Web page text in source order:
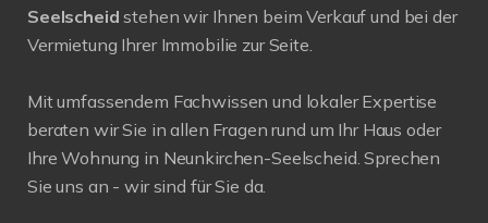
Seelscheidstehen wir Ihnen beim Verkauf und bei der
Vermietung Ihrer Immobilie zur Seite.
Mit umfassendem Fachwissen und lokaler Expertise
beraten wir Sie in allen Fragen rund um Ihr Haus oder
Ihre Wohnung in Neunkirchen-Seelscheid. Sprechen
Sie uns an - wir sind für Sie da.